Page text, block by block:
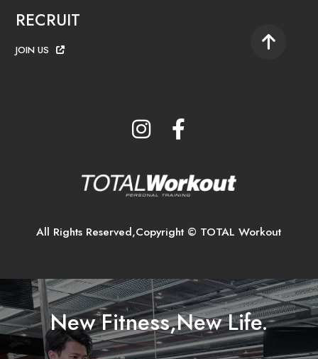
RECRUIT
JOIN US
All Rights Reserved,Copyright © TOTAL Workout
New Fitness,New Life.